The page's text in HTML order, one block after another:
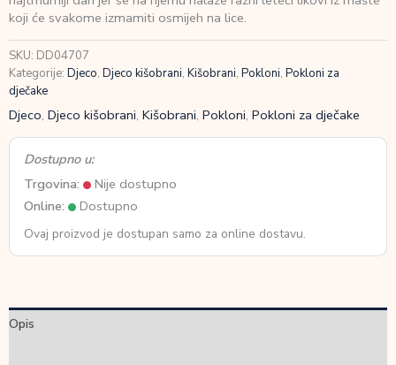
Svemir
količina
koji će svakome izmamiti osmijeh na lice.
SKU: DD04707
Kategorije: Djeco, Djeco kišobrani, Kišobrani, Pokloni, Pokloni za
dječake
Djeco, Djeco kišobrani, Kišobrani, Pokloni, Pokloni za dječake
Dostupno u:
Trgovina:
Nije dostupno
Online:
Dostupno
Ovaj proizvod je dostupan samo za online dostavu.
Opis